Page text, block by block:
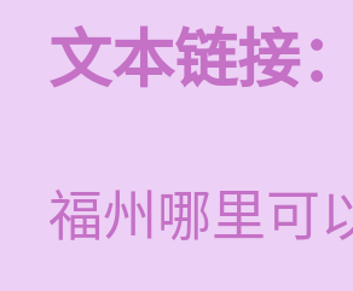
文本链接：
福州哪里可